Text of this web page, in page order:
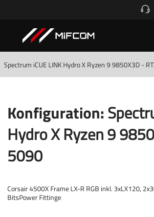
Spectrum iCUE LINK Hydro X Ryzen 9 9850X3D -
Konfiguration:
Hydro X Ryzen 9
5090
Corsair 4500X Frame LX-R RGB inkl. 3xLX120,
BitsPower Fittinge